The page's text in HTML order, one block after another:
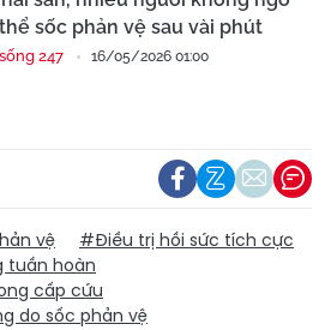
sốc phản vệ sau vài phút
247 16/05/2026 01:00
vệ
#Điều trị hồi sức tích cực
tuần hoàn
cấp cứu
do sốc phản vệ